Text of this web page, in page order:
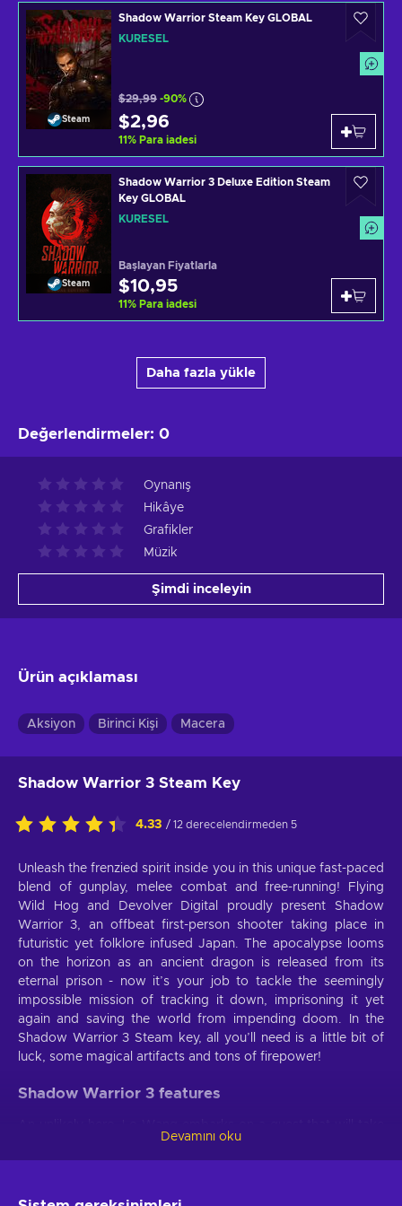
Steam
Shadow Warrior Steam Key GLOBAL
KÜRESEL
$29,99 -90%
$2,96
11% Para iadesi
Steam
Shadow Warrior 3 Deluxe Edition Steam
Key GLOBAL
KÜRESEL
Başlayan Fiyatlarla
$10,95
11% Para iadesi
Daha fazla yükle
Değerlendirmeler: 0
Oynanış
Hikâye
Grafikler
Müzik
Şimdi inceleyin
Ürün açıklaması
Aksiyon Birinci Kişi Macera
Shadow Warrior 3 Steam Key
4.33 / 12 derecelendirmeden 5
Unleash the frenzied spirit inside you in this unique fast-paced
blend of gunplay, melee combat and free-running! Flying
Wild Hog and Devolver Digital proudly present Shadow
Warrior 3, an offbeat first-person shooter taking place in
futuristic yet folklore infused Japan. The apocalypse looms
on the horizon as an ancient dragon is released from its
eternal prison - now it’s your job to tackle the seemingly
impossible mission of tracking it down, imprisoning it yet
again and saving the world from impending doom. In the
Shadow Warrior 3 Steam key, all you’ll need is a little bit of
luck, some magical artifacts and tons of firepower!
Shadow Warrior 3 features
him to the wildest locations of Shadow Warrior 3 key,
untouched by civilization. Demonic yokai and other creatures
every step - are you strong enough to overcome them all?
Devamını oku